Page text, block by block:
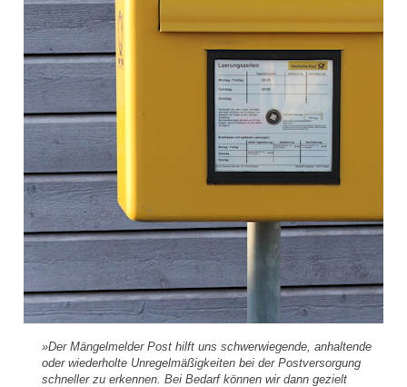
»Der Mängelmelder Post hilft uns schwerwiegende, anhaltende
oder wiederholte Unregelmäßigkeiten bei der Postversorgung
schneller zu erkennen. Bei Bedarf können wir dann gezielt